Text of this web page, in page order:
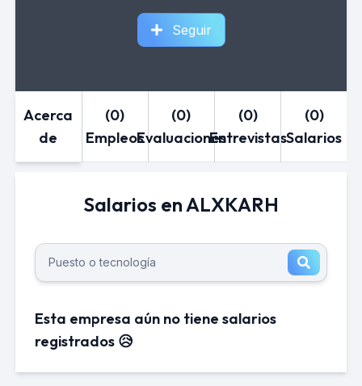
Seguir
Acerca
de
(0)
Empleos
(0)
Evaluaciones
(0)
Entrevistas
(0)
Salarios
Salarios en ALXKARH
Esta empresa aún no tiene salarios
registrados 😥